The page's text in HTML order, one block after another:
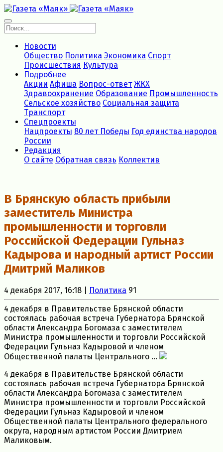
Новости
Общество Политика Экономика Спорт
Происшествия Культура
Подробнее
Акции Афиша Вопрос-ответ ЖКХ
Здравоохранение Образование Промышленность
Сельское хозяйство Социальная защита
Транспорт
Спецпроекты
Нацпроекты 80 лет Победы Год единства народов
России
Редакция
О сайте Обратная связь Коллектив
В Брянскую область прибыли
заместитель Министра
промышленности и торговли
Российской Федерации Гульназ
Кадырова и народный артист России
Дмитрий Маликов
4 декабря 2017, 16:18 | Политика 91
4 декабря в Правительстве Брянской области
состоялась рабочая встреча Губернатора Брянской
области Александра Богомаза с заместителем
Министра промышленности и торговли Российской
Федерации Гульназ Кадыровой и членом
Общественной палаты Центрального ...
4 декабря в Правительстве Брянской области
состоялась рабочая встреча Губернатора Брянской
области Александра Богомаза с заместителем
Министра промышленности и торговли Российской
Федерации Гульназ Кадыровой и членом
Общественной палаты Центрального федерального
округа, народным артистом России Дмитрием
Маликовым.